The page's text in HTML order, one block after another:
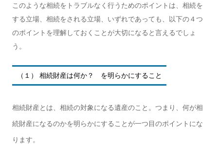
このような相続をトラブルなく行うためのポイントは、相続を
する立場、相続をされる立場、いずれであっても、以下の４つ
のポイントを理解しておくことが大切になると言えるでしょ
う。
（１） 相続財産は何か？ を明らかにすること
相続財産とは、相続の対象になる遺産のこと。つまり、何が相
続財産になるのかを明らかにすることが一つ目のポイントにな
ります。